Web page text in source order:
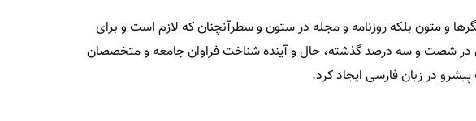
و متون بلکه روزنامه و مجله در ستون و سطرآنچنان که لازم است و برای
در شصت و سه درصد گذشته، حال و آینده شناخت فراوان جامعه و متخصصان
در زبان فارسی ایجاد کرد.